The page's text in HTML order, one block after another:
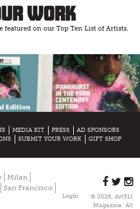
Work
featured on our Top Ten List of Artists.
MEDIA KIT PRESS
AD SPONSORS
SUBMIT YOUR WORK GIFT SHOP
Milan
San Francisco
Login
© 2026, Art511
Magazine. All